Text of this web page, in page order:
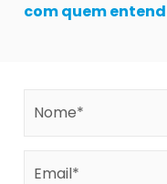
com quem
Nome*
Email*